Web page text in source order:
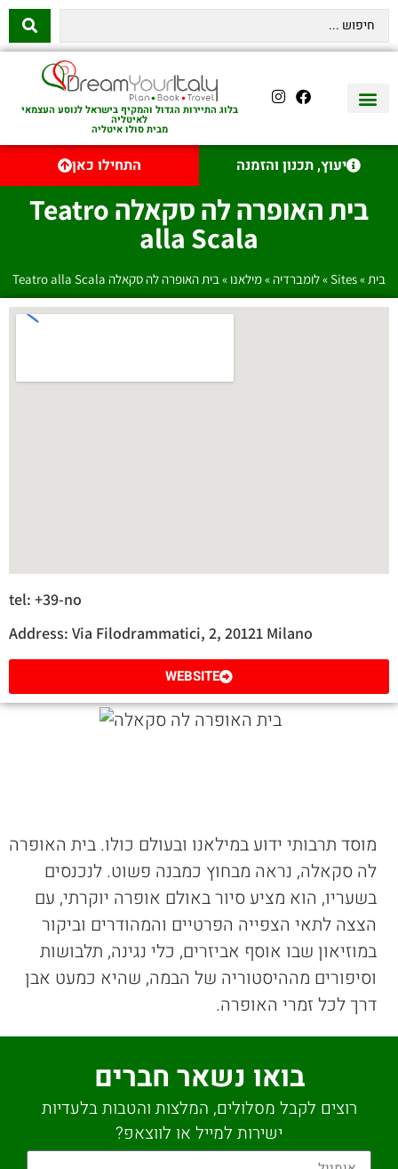
בלוג התיירות הגדול והמקיף בישראל לנוסע העצמאי
לאיטליה
מבית סולו איטליה
יעוץ, תכנון והזמנה התחילו כאן
בית האופרה לה סקאלה Teatro
alla Scala
בית»
Sites
»לומברדיה»מילאנו »בית האופרה לה סקאלה Teatro alla Scala
tel: +39-no
Address: Via Filodrammatici, 2, 20121 Milano
WEBSITE
מוסד תרבותי ידוע במילאנו ובעולם כולו. בית האופרה
לה סקאלה, נראה מבחוץ כמבנה פשוט. לנכנסים
בשעריו, הוא מציע סיור באולם אופרה יוקרתי, עם
הצצה לתאי הצפייה הפרטיים והמהודרים וביקור
במוזיאון שבו אוסף אביזרים, כלי נגינה, תלבושות
וסיפורים מההיסטוריה של הבמה, שהיא כמעט אבן
דרך לכל זמרי האופרה.
בואו נשאר חברים
רוצים לקבל מסלולים, המלצות והטבות בלעדיות
ישירות למייל או לווצאפ?